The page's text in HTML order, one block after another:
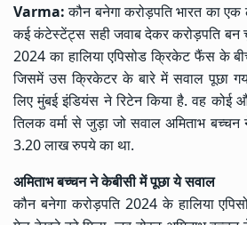
Varma:कौन बनेगा करोड़पति भारत का एक
कई कंटेस्टेंट्स सही जवाब देकर करोड़पति बन
2024 का हालिया एपिसोड क्रिकेट फैंस के
जिसमें उस क्रिकेटर के बारे में सवाल पूछा
लिए मुंबई इंडियंस ने रिटेन किया है. वह कोई
तिलक वर्मा से जुड़ा जो सवाल अमिताभ
3.20 लाख रुपये का था.
अमिताभ बच्चन ने केबीसी में पूछा ये सवाल
कौन बनेगा करोड़पति 2024 के हालिया